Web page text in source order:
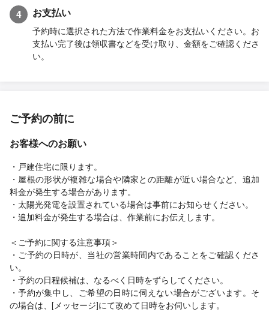
4 お支払い
予約時に選択された方法で作業料金をお支払いください。お
支払い完了後は領収書などを受け取り、金額をご確認くださ
い。
ご予約の前に
お客様へのお願い
・戸建住宅に限ります。
・屋根の形状が複雑な場合や隣家との距離が近い場合など、追加
料金が発生する場合があります。
・太陽光発電を設置されている場合は事前にお知らせください。
・追加料金が発生する場合は、作業前にお伝えします。
＜ご予約に関する注意事項＞
・ご予約の日時が、当社の営業時間内であることをご確認くださ
い。
・予約の日程候補は、なるべく日時をずらしてください。
・予約が集中し、ご希望の日時に伺えない場合がございます。そ
の場合は、[メッセージ]にて改めて日時をお伺いします。